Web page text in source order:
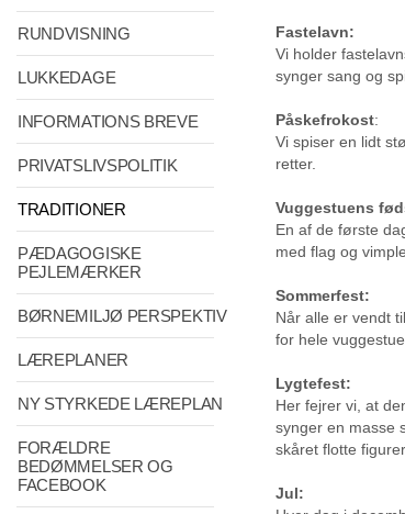
RUNDVISNING
LUKKEDAGE
INFORMATIONS BREVE
PRIVATSLIVSPOLITIK
TRADITIONER
PÆDAGOGISKE
PEJLEMÆRKER
BØRNEMILJØ PERSPEKTIV
LÆREPLANER
NY STYRKEDE LÆREPLAN
FORÆLDRE
BEDØMMELSER OG
FACEBOOK
Fastelavn:
Vi holder
synger sang og
Påskefrokost:
Vi spiser en lidt
retter.
Vuggestuens
En af de første
med flag og
Sommerfest:
Når alle er vendt
for hele
Lygtefest:
Her fejrer vi, at
synger en masse
skåret flotte figurer
Jul: